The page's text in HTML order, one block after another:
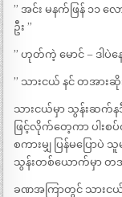
” အင်း မနက်ဖြန် ၁၁ လ
ဦး ”
” ဟုတ်ကဲ့ မောင် – ဒါပဲန
” သားငယ် နင် တအားဆို
သားငယ်မှာ သွန်းဆက်နဒီ
ဖြင့်လိုက်တေ့ကာ ပါ
စကားမျှ ပြန်မပြောပဲ
သွန်းတစ်ယောက်မှာ တ
ခဏအကြာတွင် သားငယ်မ